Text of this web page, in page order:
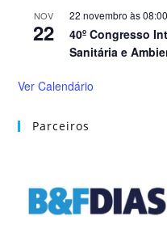
NOV
22
22 novembro às 08:00
40º Congresso
Sanitária e
Ver Calendário
Parceiros